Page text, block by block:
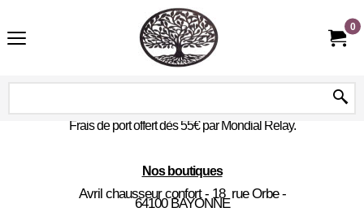
0
Frais de port offert dès 55€ par Mondial Relay.
Nos boutiques
Avril chausseur confort - 18 rue Orbe -
64100 BAYONNE